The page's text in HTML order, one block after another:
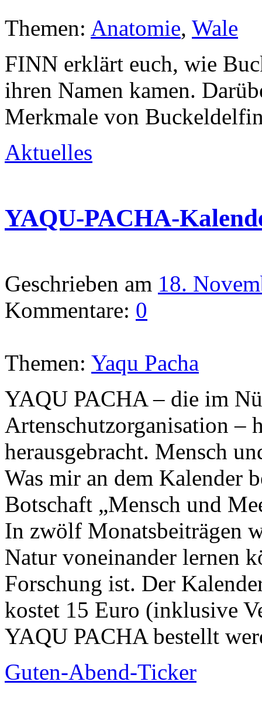
Themen: Anatomie, Wale
FINN erklärt euch, wie
ihren Namen kamen.
Merkmale von
Aktuelles
YAQU-PACHA-
Geschrieben am 18.
Kommentare: 0
Themen: Yaqu Pacha
YAQU PACHA – die im
Artenschutzorganisation –
herausgebracht. Mensch
Was mir an dem Kalender
Botschaft „Mensch und
In zwölf Monatsbeiträgen
Natur voneinander lernen
Forschung ist. Der
kostet 15 Euro (inklusive
YAQU PACHA bestellt
Guten-Abend-Ticker